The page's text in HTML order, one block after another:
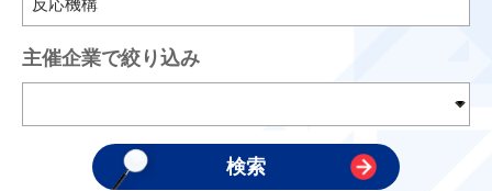
主催企業で絞り込み